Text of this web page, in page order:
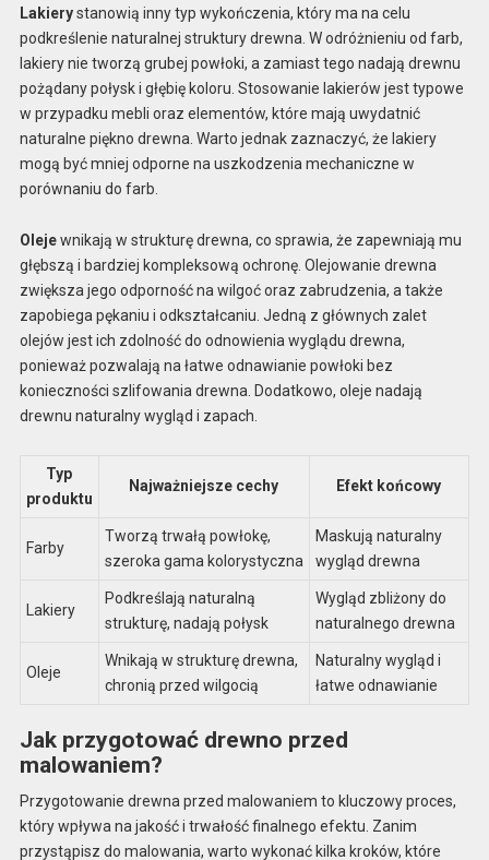
Lakierystanowią inny typ wykończenia, który ma na celu
podkreślenie naturalnej struktury drewna. W odróżnieniu od farb,
lakiery nie tworzą grubej powłoki, a zamiast tego nadają drewnu
pożądany połysk i głębię koloru. Stosowanie lakierów jest typowe
w przypadku mebli oraz elementów, które mają uwydatnić
naturalne piękno drewna. Warto jednak zaznaczyć, że lakiery
mogą być mniej odporne na uszkodzenia mechaniczne w
porównaniu do farb.
Olejewnikają w strukturę drewna, co sprawia, że zapewniają mu
głębszą i bardziej kompleksową ochronę. Olejowanie drewna
zwiększa jego odporność na wilgoć oraz zabrudzenia, a także
zapobiega pękaniu i odkształcaniu. Jedną z głównych zalet
olejów jest ich zdolność do odnowienia wyglądu drewna,
ponieważ pozwalają na łatwe odnawianie powłoki bez
konieczności szlifowania drewna. Dodatkowo, oleje nadają
drewnu naturalny wygląd i zapach.
Typ
produktu
Najważniejsze cechy Efekt końcowy
Farby
Tworzą trwałą powłokę,
szeroka gama kolorystyczna
Maskują naturalny
wygląd drewna
Lakiery
Podkreślają naturalną
strukturę, nadają połysk
Wygląd zbliżony do
naturalnego drewna
Oleje
Wnikają w strukturę drewna,
chronią przed wilgocią
Naturalny wygląd i
łatwe odnawianie
Jak przygotować drewno przed
malowaniem?
Przygotowanie drewna przed malowaniem to kluczowy proces,
który wpływa na jakość i trwałość finalnego efektu. Zanim
przystąpisz do malowania, warto wykonać kilka kroków, które